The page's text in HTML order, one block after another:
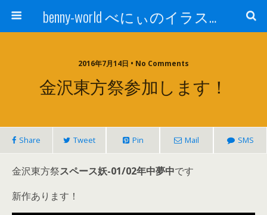
benny-world べにぃのイラスト、グッズ紹介
2016年7月14日 • No Comments
金沢東方祭参加します！
Share Tweet Pin Mail SMS
金沢東方祭スペース妖-01/02年中夢中です
新作あります！